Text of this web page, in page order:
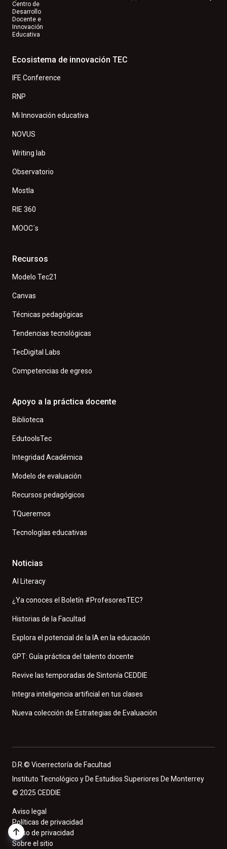
Centro de
Desarrollo
Docente e
Innovación
Educativa
Ecosistema de innovación TEC
IFE Conference
RNP
Mi Innovación educativa
NOVUS
Writing lab
Observatorio
Mostla
RIE 360
MOOC´s
Recursos
Modelo Tec21
Canvas
Técnicas pedagógicas
Tendencias tecnológicas
TecDigital Labs
Competencias de egreso
Apoyo a la práctica docente
Biblioteca
EdutoolsTec
Integridad Académica
Modelo de evaluación
Recursos pedagógicos
TQueremos
Tecnologías educativas
Noticias
AI Literacy
¿Ya conoces el Boletín #ProfesoresTEC?
Historias de la Facultad
Explora el potencial de la IA en la educación
GPT: Guía práctica del talento docente
Revive las temporadas de Sintonía CEDDIE
Integra inteligencia artificial en tus clases
Nueva colección de Estrategias de Evaluación
D.R.© Vicerrectoría de Facultad
Instituto Tecnológico y De Estudios Superiores De Monterrey
© 2025 CEDDIE
Aviso legal
Políticas de privacidad
Aviso de privacidad
Sobre el sitio